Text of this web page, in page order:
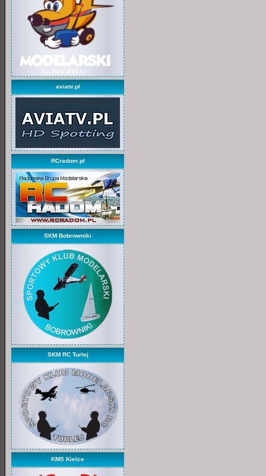
aviatv.pl
RCradom.pl
SKM Bobrowniki
SKM RC Turlej
KMS Kielce